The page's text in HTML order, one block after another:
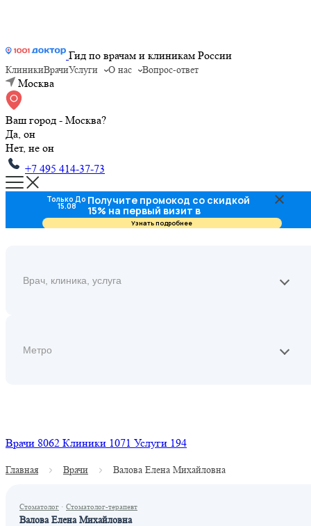
Гид по врачам и клиникам России
КлиникиВрачиУслуги О нас Вопрос-ответ
Москва
Ваш город - Москва?
Да, он
Нет, не он
+7 495 414-37-73
Врачи 8062 Клиники 1071 Услуги 194
Главная Врачи Валова Елена Михайловна
Стоматолог · Стоматолог-терапевт
Валова Елена Михайловна
Только До
15.08 Получите промокод со скидкой
15% на первый визит в
стоматологию
Узнать подробнее